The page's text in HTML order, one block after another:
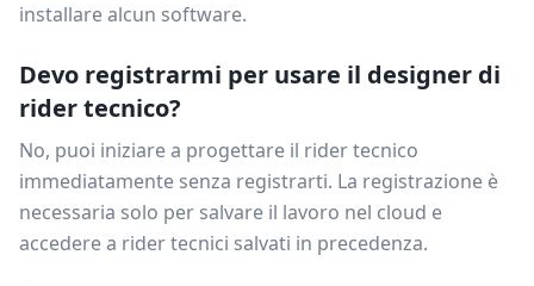
installare alcun software.
Devo registrarmi per usare il designer di
rider tecnico?
No, puoi iniziare a progettare il rider tecnico
immediatamente senza registrarti. La registrazione è
necessaria solo per salvare il lavoro nel cloud e
accedere a rider tecnici salvati in precedenza.